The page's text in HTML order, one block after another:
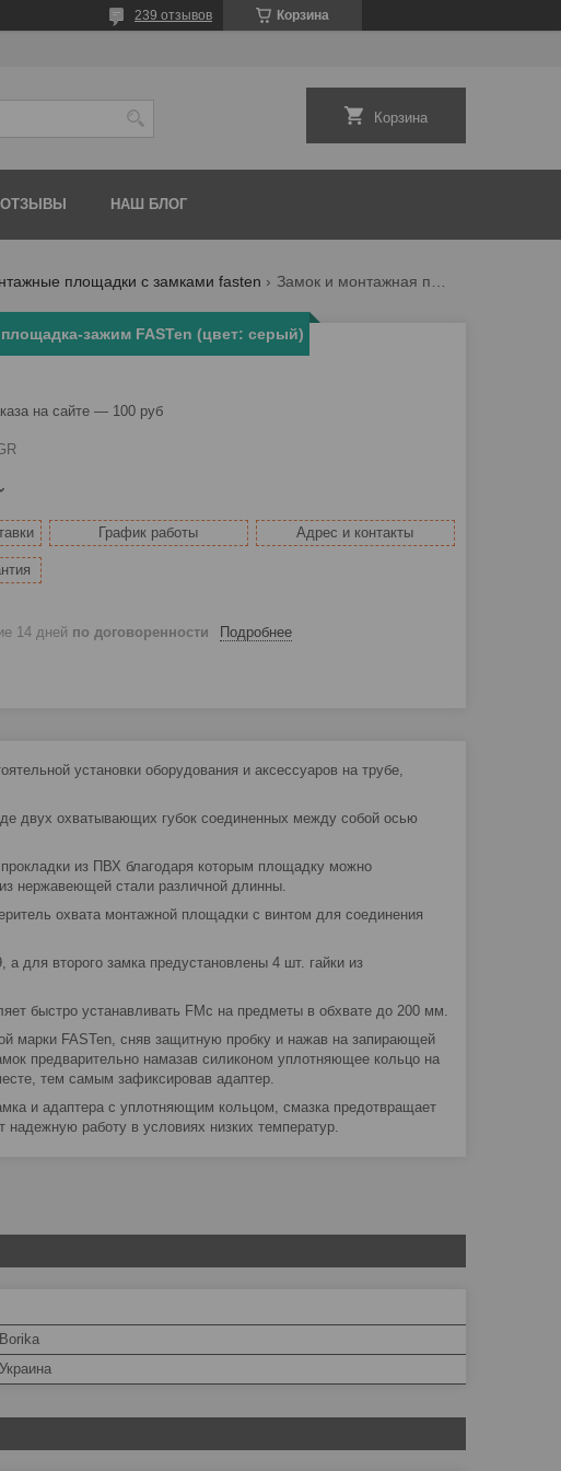
Корзина
239 отзывов
Корзина
ОТЗЫВЫ НАШ БЛОГ
площадки с замками fasten Замок и монтажная площадка-зажим fasten (цвет: серый)
зажим FASTen (цвет: серый)
на сайте — 100 руб
График работы Адрес и контакты
14 дней по договоренности Подробнее
установки оборудования и аксессуаров на трубе,
двух охватывающих губок соединенных между собой осью
из ПВХ благодаря которым площадку можно
нержавеющей стали различной длинны.
охвата монтажной площадки с винтом для соединения
для второго замка предустановлены 4 шт. гайки из
быстро устанавливать FMc на предметы в обхвате до 200 мм.
марки FASTen, сняв защитную пробку и нажав на запирающей
предварительно намазав силиконом уплотняющее кольцо на
тем самым зафиксировав адаптер.
и адаптера с уплотняющим кольцом, смазка предотвращает
надежную работу в условиях низких температур.
Borika
Украина